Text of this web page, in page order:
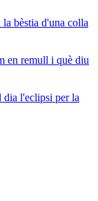
bèstia d'una colla
en remull i què diu
dia l'eclipsi per la